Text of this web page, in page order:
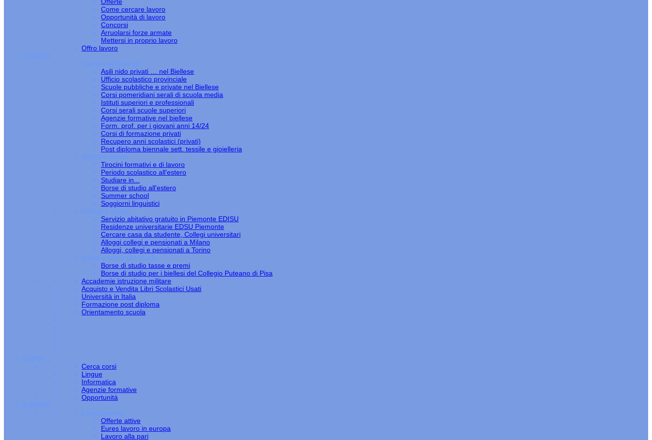
Come cercare lavoro
Opportunità di lavoro
Concorsi
Arruolarsi forze armate
Mettersi in proprio lavoro
Offro lavoro
STUDIO
Scuole nel Biellese
Asili nido privati … nel Biellese
Ufficio scolastico provinciale
Scuole pubbliche e private nel Biellese
Corsi pomeridiani serali di scuola media
Istituti superiori e professionali
Corsi serali scuole superiori
Agenzie formative nel biellese
Form. prof. per i giovani anni 14/24
Corsi di formazione privati
Recupero anni scolastici (privati)
Post diploma biennale sett. tessile e gioielleria
Studiare estero
Tirocini formativi e di lavoro
Periodo scolastico all'estero
Studiare in...
Borse di studio all'estero
Summer school
Soggiorni linguistici
Collegi e alloggi
Servizio abitativo gratuito in Piemonte EDISU
Residenze universitarie EDSU Piemonte
Cercare casa da studente, Collegi universitari
Alloggi collegi e pensionati a Milano
Alloggi, collegi e pensionati a Torino
Borse e diritto allo studio
Borse di studio tasse e premi
Borse di studio per i biellesi del Collegio Puteano di Pisa
Accademie istruzione militare
Acquisto e Vendita Libri Scolastici Usati
Università in Italia
Formazione post diploma
Orientamento scuola
CORSI
Cerca corsi
Lingue
Informatica
Agenzie formative
Opportunità
ESTERO
Lavoro estero
Offerte attive
Eures lavoro in europa
Lavoro alla pari